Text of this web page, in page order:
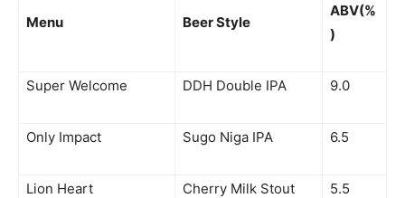
Menu Beer Style
ABV(%
)
Super Welcome DDH Double IPA 9.0
Only Impact Sugo Niga IPA 6.5
Lion Heart Cherry Milk Stout 5.5